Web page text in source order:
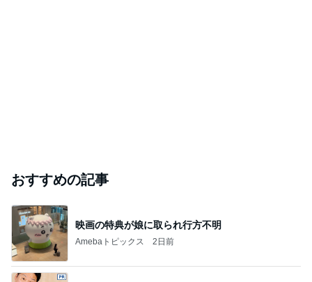
おすすめの記事
映画の特典が娘に取られ行方不明
Amebaトピックス 2日前